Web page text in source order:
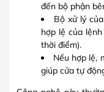
đến bộ phận
Bộ xử lý
hợp lệ của
thời điểm).
Nếu hợp lệ,
giúp cửa tự